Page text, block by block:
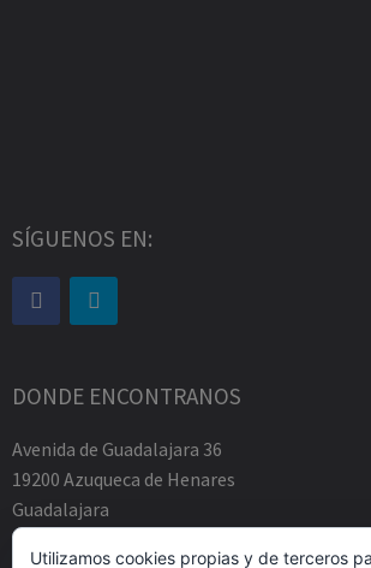
SÍGUENOS EN:
DONDE ENCONTRANOS
Avenida de Guadalajara 36
19200 Azuqueca de Henares
Guadalajara
Tfno.-+34 949883219
Utilizamos cookies propias y de terceros